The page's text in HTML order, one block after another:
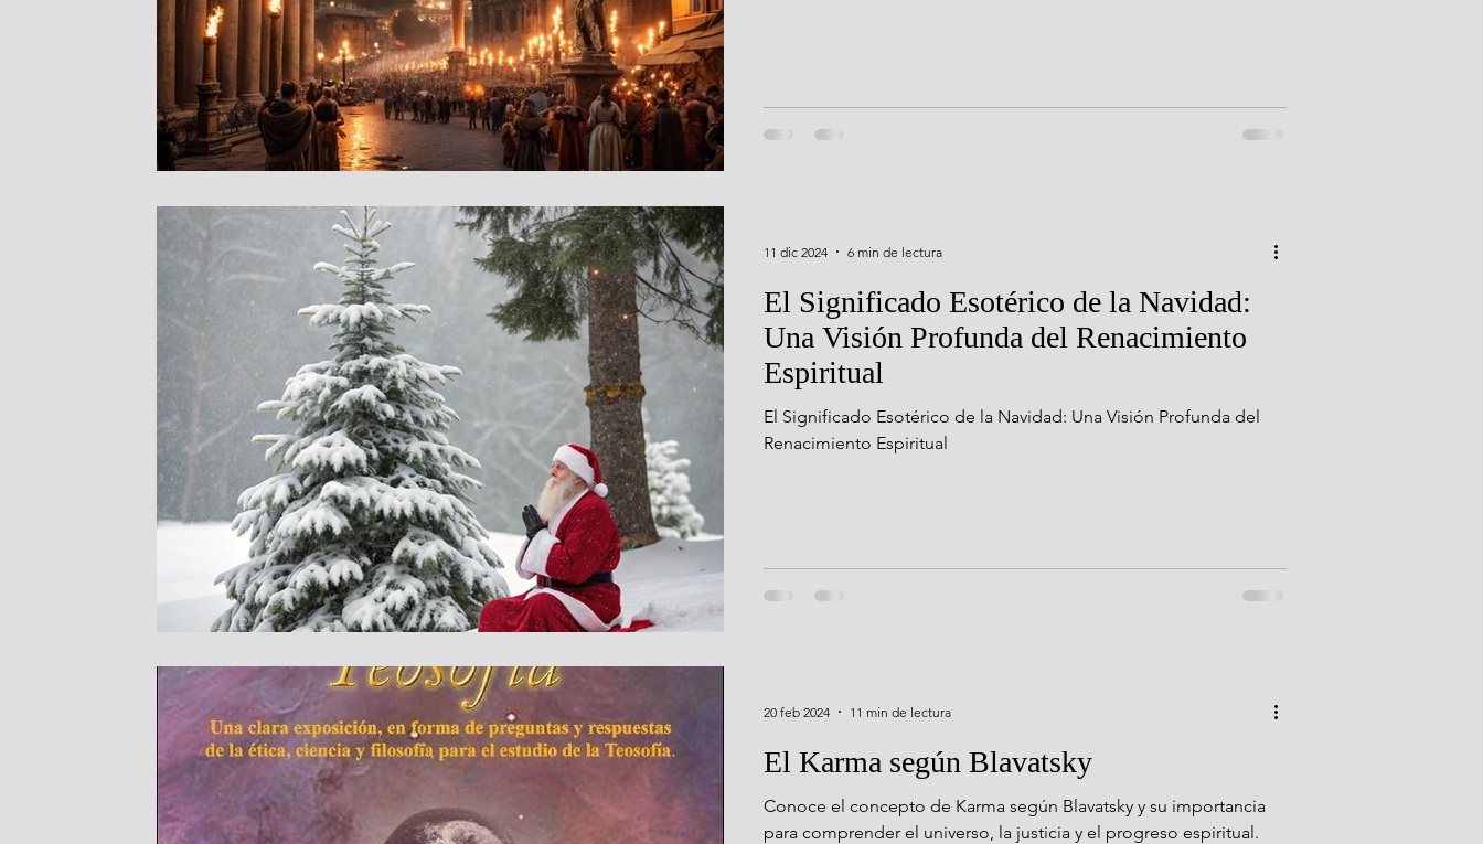
El Significado Esotérico de la Navidad:
Una Visión Profunda del Renacimiento
Espiritual
El Significado Esotérico de la Navidad: Una Visión Profunda del
Renacimiento Espiritual
11 dic 2024 6 min de lectura
El Karma según Blavatsky
Conoce el concepto de Karma según Blavatsky y su importancia
para comprender el universo, la justicia y el progreso espiritual.
20 feb 2024 11 min de lectura